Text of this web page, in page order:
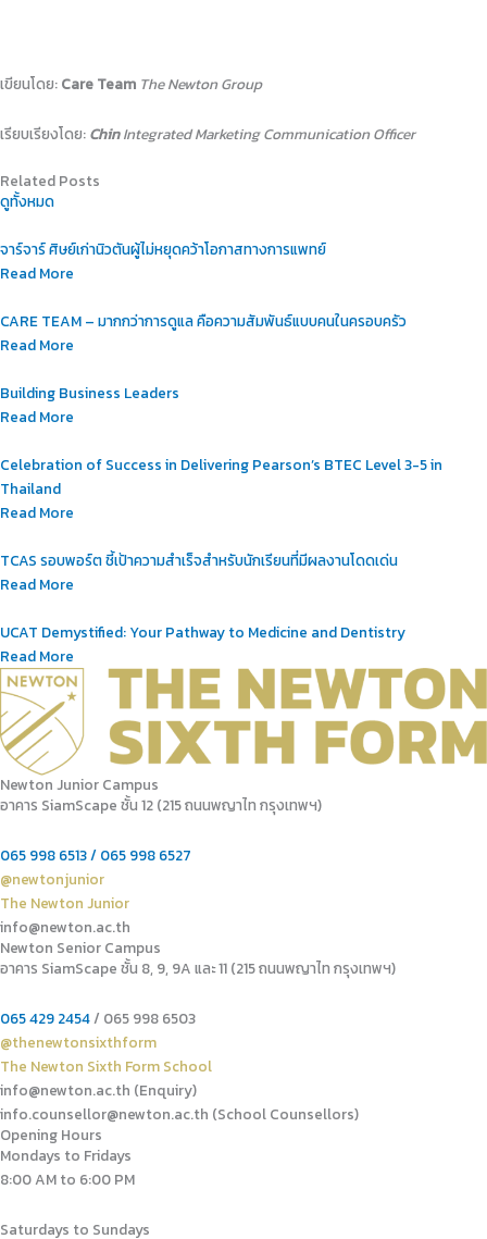
เขียนโดย: Care Team The Newton Group
เรียบเรียงโดย: ChinIntegrated Marketing Communication Officer
Related Posts
ดูทั้งหมด
จาร์จาร์ ศิษย์เก่านิวตันผู้ไม่หยุดคว้าโอกาสทางการแพทย์
Read More
CARE TEAM – มากกว่าการดูแล คือความสัมพันธ์แบบคนในครอบครัว
Read More
Building Business Leaders
Read More
Celebration of Success in Delivering Pearson’s BTEC Level 3-5 in
Thailand
Read More
TCAS รอบพอร์ต ชี้เป้าความสำเร็จสำหรับนักเรียนที่มีผลงานโดดเด่น
Read More
UCAT Demystified: Your Pathway to Medicine and Dentistry
Read More
Newton Junior Campus
อาคาร SiamScape ชั้น 12 (215 ถนนพญาไท กรุงเทพฯ)
065 998 6513 / 065 998 6527
@newtonjunior
The Newton Junior
info@newton.ac.th
Newton Senior Campus
อาคาร SiamScape ชั้น 8, 9, 9A และ 11 (215 ถนนพญาไท กรุงเทพฯ)
065 429 2454/ 065 998 6503
@thenewtonsixthform
The Newton Sixth Form School
info@newton.ac.th (Enquiry)
info.counsellor@newton.ac.th (School Counsellors)​
Opening Hours
Mondays to Fridays
8:00 AM to 6:00 PM
Saturdays to Sundays